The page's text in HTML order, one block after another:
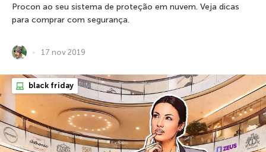
Procon ao seu sistema de proteção em nuvem. Veja dicas
para comprar com segurança.
17 nov 2019
black friday